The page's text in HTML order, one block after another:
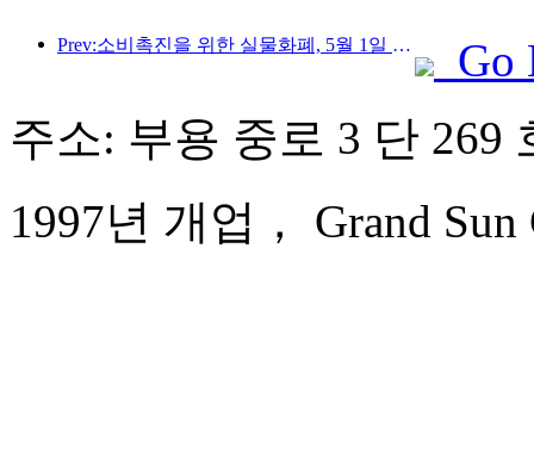
Prev:소비촉진을 위한 실물화폐, 5월 1일 문화관광 소비쿠폰 발급
Go
주소: 부용 중로 3 단 269
1997년 개업， Grand